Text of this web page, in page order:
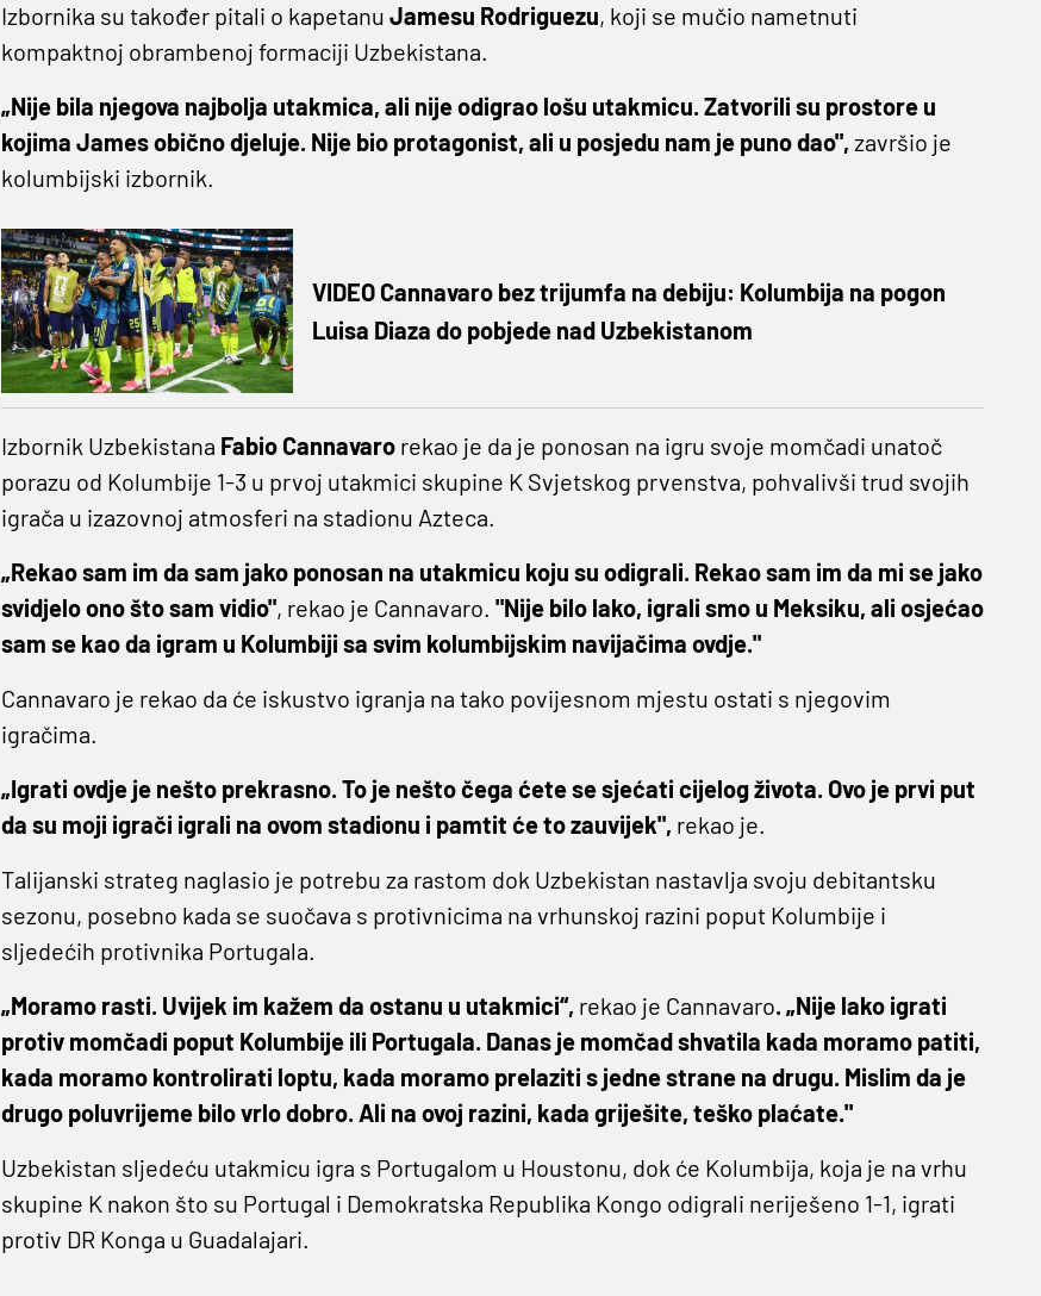
Izbornika su također pitali o kapetanu Jamesu Rodriguezu, koji se mučio nametnuti
kompaktnoj obrambenoj formaciji Uzbekistana.
„Nije bila njegova najbolja utakmica, ali nije odigrao lošu utakmicu. Zatvorili su prostore u
kojima James obično djeluje. Nije bio protagonist, ali u posjedu nam je puno dao", završio je
kolumbijski izbornik.
VIDEO Cannavaro bez trijumfa na debiju: Kolumbija na pogon
Luisa Diaza do pobjede nad Uzbekistanom
Izbornik Uzbekistana Fabio Cannavaro rekao je da je ponosan na igru ​​svoje momčadi unatoč
porazu od Kolumbije 1-3 u prvoj utakmici skupine K Svjetskog prvenstva, pohvalivši trud svojih
igrača u izazovnoj atmosferi na stadionu Azteca.
„Rekao sam im da sam jako ponosan na utakmicu koju su odigrali. Rekao sam im da mi se jako
svidjelo ono što sam vidio", rekao je Cannavaro. "Nije bilo lako, igrali smo u Meksiku, ali osjećao
sam se kao da igram u Kolumbiji sa svim kolumbijskim navijačima ovdje."
Cannavaro je rekao da će iskustvo igranja na tako povijesnom mjestu ostati s njegovim
igračima.
„Igrati ovdje je nešto prekrasno. To je nešto čega ćete se sjećati cijelog života. Ovo je prvi put
da su moji igrači igrali na ovom stadionu i pamtit će to zauvijek", rekao je.
Talijanski strateg naglasio je potrebu za rastom dok Uzbekistan nastavlja svoju debitantsku
sezonu, posebno kada se suočava s protivnicima na vrhunskoj razini poput Kolumbije i
sljedećih protivnika Portugala.
„Moramo rasti. Uvijek im kažem da ostanu u utakmici“, rekao je Cannavaro. „Nije lako igrati
protiv momčadi poput Kolumbije ili Portugala. Danas je momčad shvatila kada moramo patiti,
kada moramo kontrolirati loptu, kada moramo prelaziti s jedne strane na drugu. Mislim da je
drugo poluvrijeme bilo vrlo dobro. Ali na ovoj razini, kada griješite, teško plaćate."
Uzbekistan sljedeću utakmicu igra s Portugalom u Houstonu, dok će Kolumbija, koja je na vrhu
skupine K nakon što su Portugal i Demokratska Republika Kongo odigrali neriješeno 1-1, igrati
protiv DR Konga u Guadalajari.